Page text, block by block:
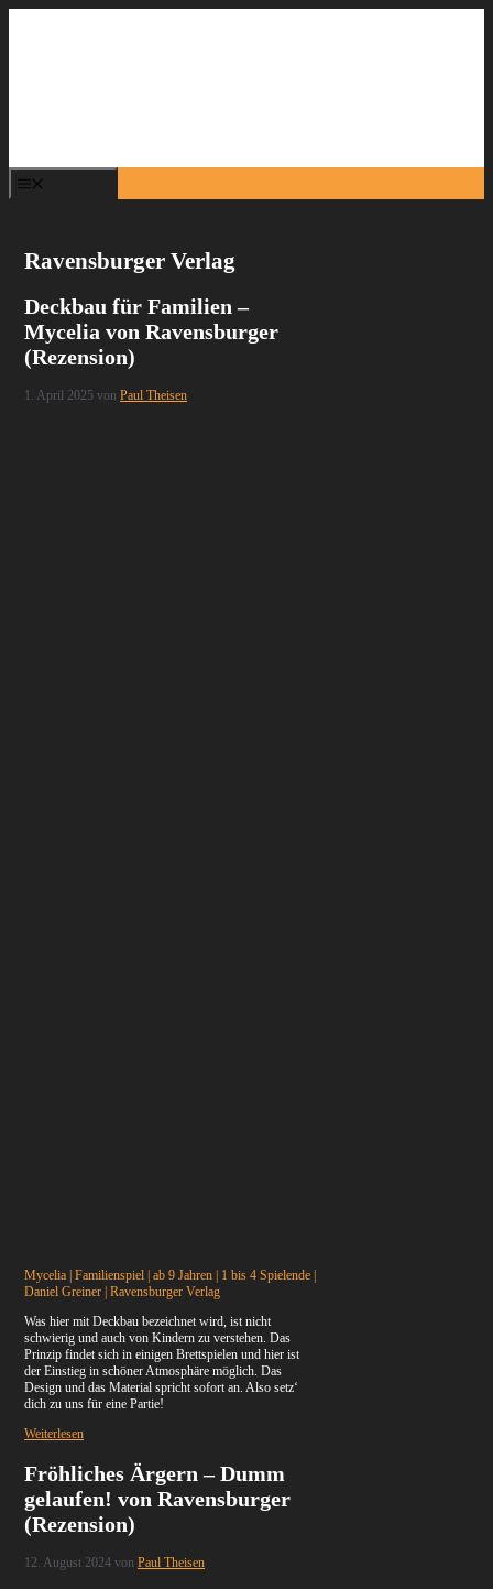
Ravensburger Verlag
Deckbau für Familien –
Mycelia von Ravensburger
(Rezension)
1. April 2025 vonPaul Theisen
Mycelia | Familienspiel | ab 9 Jahren | 1 bis 4 Spielende |
Daniel Greiner | Ravensburger Verlag
Was hier mit Deckbau bezeichnet wird, ist nicht
schwierig und auch von Kindern zu verstehen. Das
Prinzip findet sich in einigen Brettspielen und hier ist
der Einstieg in schöner Atmosphäre möglich. Das
Design und das Material spricht sofort an. Also setz‘
dich zu uns für eine Partie!
Weiterlesen
Fröhliches Ärgern – Dumm
gelaufen! von Ravensburger
(Rezension)
12. August 2024 vonPaul Theisen